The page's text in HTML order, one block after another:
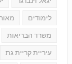
לימודים
משרד הבריאות
עיריית קריית גת